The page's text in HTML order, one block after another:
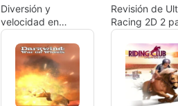
Diversión y
velocidad en
Garfield Kart
Revisión de
Racing 2D 2
Mac